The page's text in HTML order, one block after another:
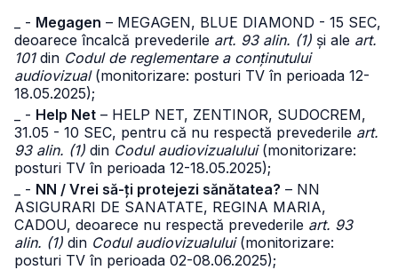
_ - Megagen – MEGAGEN, BLUE DIAMOND - 15 SEC,
deoarece încalcă prevederile art. 93 alin. (1) și ale art.
101din Codul de reglementare a conținutului
audiovizual(monitorizare: posturi TV în perioada 12-
18.05.2025);
_ - Help Net – HELP NET, ZENTINOR, SUDOCREM,
31.05 - 10 SEC, pentru că nu respectă prevederile art.
93 alin. (1) din Codul audiovizualului(monitorizare:
posturi TV în perioada 12-18.05.2025);
_ - NN / Vrei să-ți protejezi sănătatea? – NN
ASIGURARI DE SANATATE, REGINA MARIA,
CADOU, deoarece nu respectă prevederile art. 93
alin. (1) din Codul audiovizualului(monitorizare:
posturi TV în perioada 02-08.06.2025);